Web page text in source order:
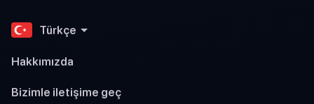
Türkçe
Hakkımızda
Bizimle iletişime geç